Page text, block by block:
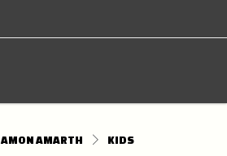
AMON AMARTH KIDS